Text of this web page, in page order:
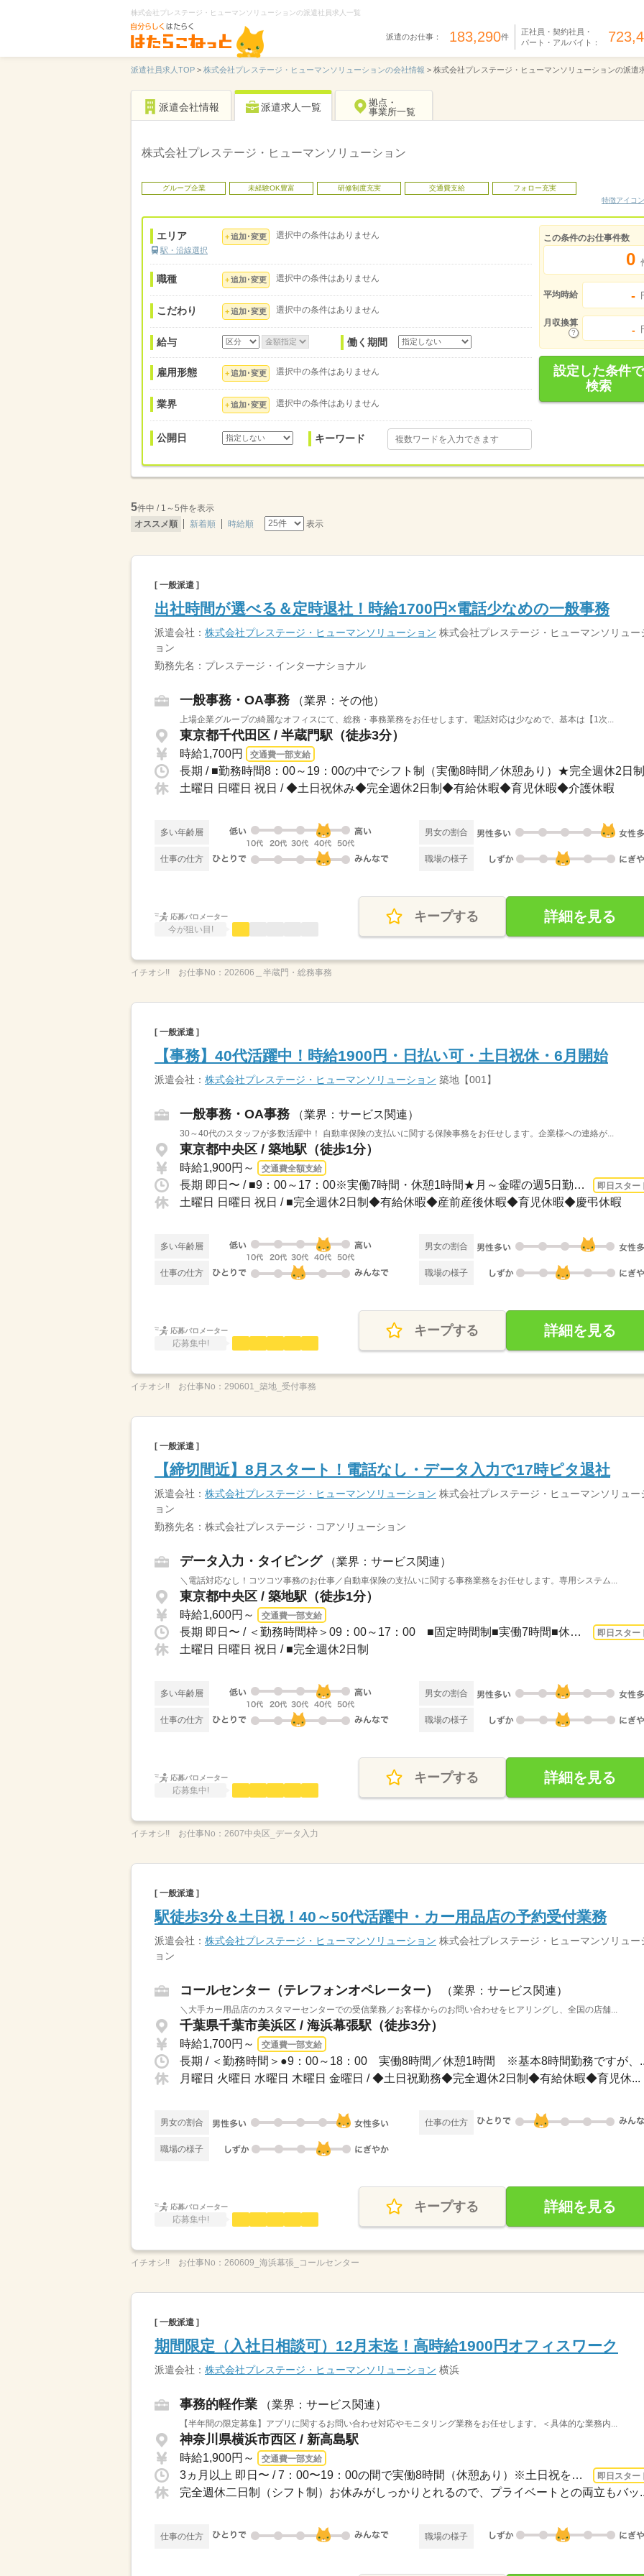
株式会社プレステージ・ヒューマンソリューションの派遣社員求人一覧
派遣のお仕事： 183,290件
正社員・契約社員・
パート・アルバイト：
派遣社員求人TOP > 株式会社プレステージ・ヒューマンソリューションの会社情報 > 株式会社プレステージ・ヒューマンソリューションの派遣
派遣会社情報 派遣求人一覧
拠点・
事業所一覧
株式会社プレステージ・ヒューマンソリューション
グループ企業 未経験OK豊富 研修制度充実 交通費支給
フォロー充実
特徴アイコ
エリア
駅・沿線選択
追加･変更 選択中の条件はありません
職種 追加･変更 選択中の条件はありません
こだわり 追加･変更 選択中の条件はありません
給与 働く期間
雇用形態 追加･変更 選択中の条件はありません
業界 追加･変更 選択中の条件はありません
公開日 キーワード
この条件のお仕事件数
0
平均時給 -
月収換算
-
設定した条件で
検索
5件中 / 1～5件を表示
オススメ順
新着順 時給順 表示
[ 一般派遣 ]
出社時間が選べる＆定時退社！時給1700円×電話少なめの一般事務
派遣会社： 株式会社プレステージ・ヒューマンソリューション 株式会社プレステージ・ヒューマンソリュー
ョン
勤務先名：プレステージ・インターナショナル
一般事務・OA事務 （業界：その他）
上場企業グループの綺麗なオフィスにて、総務・事務業務をお任せします。電話対応は少なめで、基本は【1次...
東京都千代田区 / 半蔵門駅（徒歩3分）
時給1,700円 交通費一部支給
長期 / ■勤務時間8：00～19：00の中でシフト制（実働8時間／休憩あり）★完全週休2日
土曜日 日曜日 祝日 / ◆土日祝休み◆完全週休2日制◆有給休暇◆育児休暇◆介護休暇
多い年齢層 男女の割合
仕事の仕方 職場の様子
応募バロメーター
今が狙い目!
キープする 詳細を見る
イチオシ!! お仕事No： 202606＿半蔵門・総務事務
[ 一般派遣 ]
【事務】40代活躍中！時給1900円・日払い可・土日祝休・6月開始
派遣会社： 株式会社プレステージ・ヒューマンソリューション 築地【001】
一般事務・OA事務 （業界：サービス関連）
30～40代のスタッフが多数活躍中！ 自動車保険の支払いに関する保険事務をお任せします。企業様への連絡が...
東京都中央区 / 築地駅（徒歩1分）
時給1,900円～ 交通費全額支給
長期 即日〜 / ■9：00～17：00※実働7時間・休憩1時間★月～金曜の週5日勤務（土日祝休... 即日スター
土曜日 日曜日 祝日 / ■完全週休2日制◆有給休暇◆産前産後休暇◆育児休暇◆慶弔休暇
多い年齢層 男女の割合
仕事の仕方 職場の様子
応募バロメーター
応募集中!
キープする 詳細を見る
イチオシ!! お仕事No： 290601_築地_受付事務
[ 一般派遣 ]
【締切間近】8月スタート！電話なし・データ入力で17時ピタ退社
派遣会社： 株式会社プレステージ・ヒューマンソリューション 株式会社プレステージ・ヒューマンソリュー
ョン
勤務先名：株式会社プレステージ・コアソリューション
データ入力・タイピング （業界：サービス関連）
＼電話対応なし！コツコツ事務のお仕事／自動車保険の支払いに関する事務業務をお任せします。専用システム...
東京都中央区 / 築地駅（徒歩1分）
時給1,600円～ 交通費一部支給
長期 即日〜 / ＜勤務時間枠＞09：00～17：00 ■固定時間制■実働7時間■休憩1時間■週5... 即日スター
土曜日 日曜日 祝日 / ■完全週休2日制
多い年齢層 男女の割合
仕事の仕方 職場の様子
応募バロメーター
応募集中!
キープする 詳細を見る
イチオシ!! お仕事No： 2607中央区_データ入力
[ 一般派遣 ]
駅徒歩3分＆土日祝！40～50代活躍中・カー用品店の予約受付業務
派遣会社： 株式会社プレステージ・ヒューマンソリューション 株式会社プレステージ・ヒューマンソリュー
ョン
コールセンター（テレフォンオペレーター） （業界：サービス関連）
＼大手カー用品店のカスタマーセンターでの受信業務／お客様からのお問い合わせをヒアリングし、全国の店舗...
千葉県千葉市美浜区 / 海浜幕張駅（徒歩3分）
時給1,700円～ 交通費一部支給
長期 / ＜勤務時間＞●9：00～18：00 実働8時間／休憩1時間 ※基本8時間勤務ですが、
月曜日 火曜日 水曜日 木曜日 金曜日 / ◆土日祝勤務◆完全週休2日制◆有給休暇◆育児休...
男女の割合 仕事の仕方
職場の様子
応募バロメーター
応募集中!
キープする 詳細を見る
イチオシ!! お仕事No： 260609_海浜幕張_コールセンター
[ 一般派遣 ]
期間限定（入社日相談可）12月末迄！高時給1900円オフィスワーク
派遣会社： 株式会社プレステージ・ヒューマンソリューション 横浜
事務的軽作業 （業界：サービス関連）
【半年間の限定募集】アプリに関するお問い合わせ対応やモニタリング業務をお任せします。＜具体的な業務内...
神奈川県横浜市西区 / 新高島駅
時給1,900円～ 交通費一部支給
3ヵ月以上 即日〜 / 7：00〜19：00の間で実働8時間（休憩あり）※土日祝を含むシフト制... 即日スター
完全週休二日制（シフト制）お休みがしっかりとれるので、プライベートとの両立もバッ
仕事の仕方 職場の様子